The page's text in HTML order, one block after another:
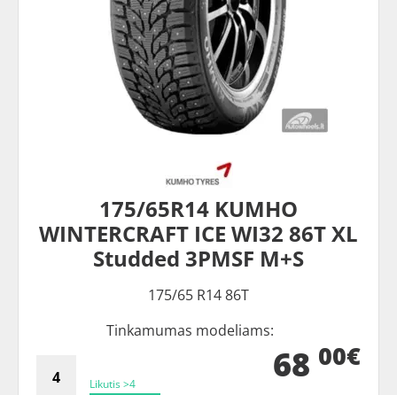
175/65R14 KUMHO
WINTERCRAFT ICE WI32 86T XL
Studded 3PMSF M+S
175/65 R14 86T
Tinkamumas modeliams:
Likutis >4 68 00€